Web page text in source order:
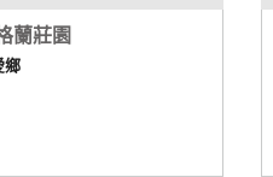
蘭莊園
鄉